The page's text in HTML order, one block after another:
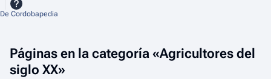
De Cordobapedia
Páginas en la categoría «Agricultores del
siglo XX»